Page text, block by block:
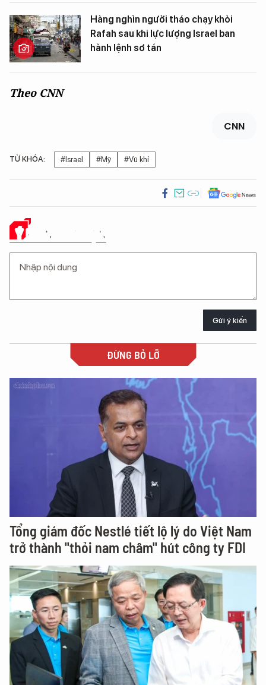
Hàng nghìn người tháo chạy khỏi
Rafah sau khi lực lượng Israel ban
hành lệnh sơ tán
Theo CNN
CNN
TỪ KHÓA: #Israel #Mỹ #Vũ khí
Ý KIẾN CỦA BẠN
Gửi ý kiến
ĐỪNG BỎ LỠ
Tổng giám đốc Nestlé tiết lộ lý do Việt Nam
trở thành "thỏi nam châm" hút công ty FDI